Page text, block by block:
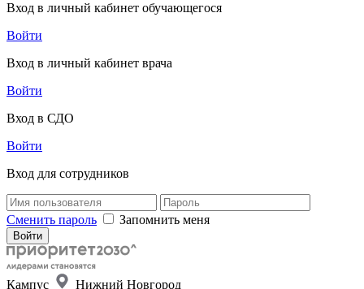
Вход в личный кабинет обучающегося
Войти
Вход в личный кабинет врача
Войти
Вход в СДО
Войти
Вход для сотрудников
Сменить пароль Запомнить меня
Кампус
Нижний Новгород